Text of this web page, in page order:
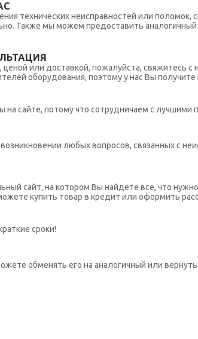
технических неисправностей или поломок,
Также мы можем предоставить аналогичный
или доставкой, пожалуйста, свяжитесь с
оборудования, поэтому у нас Вы
сайте, потому что сотрудничаем с
любых вопросов, связанных с
сайт, на котором Вы найдете все, что
купить товар в кредит или оформить
сроки!
обменять его на аналогичный или